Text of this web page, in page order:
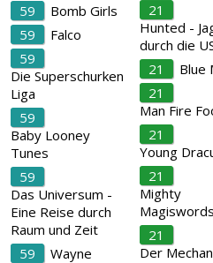
59
Bomb Girls
59
Falco
59
Die Superschurken
Liga
59
Baby Looney
Tunes
59
Das Universum -
Eine Reise durch
Raum und Zeit
59
Wayne
21
Hunted -
durch die
21
Blue
21
Man Fire
21
Young
21
Mighty
Magiswords
21
Der